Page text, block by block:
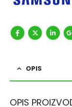
OPIS
OPIS